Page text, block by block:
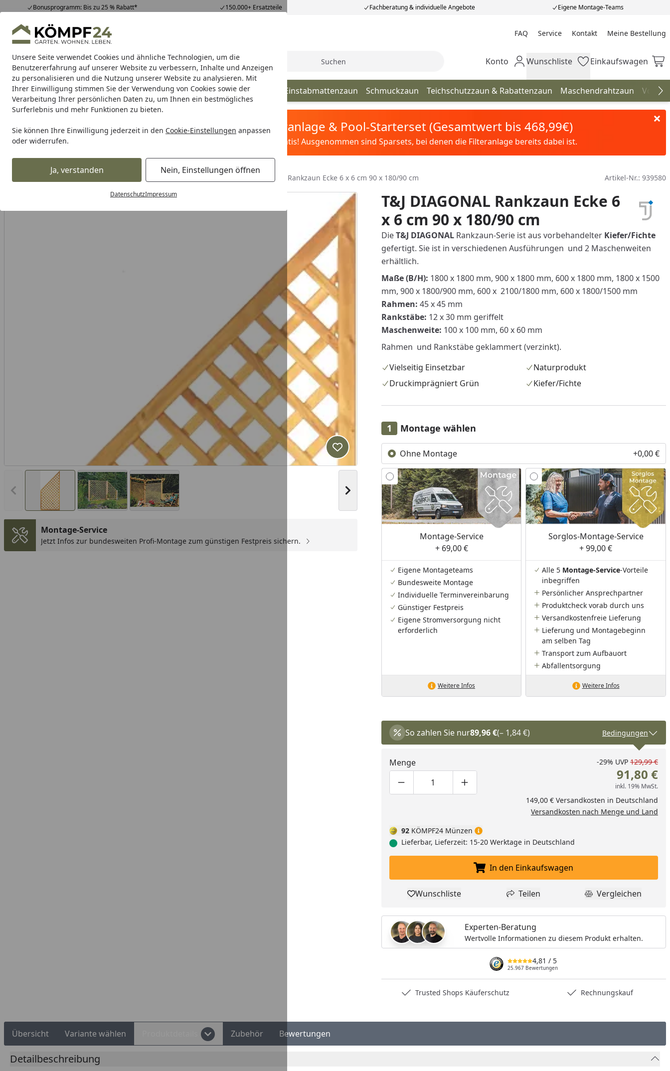
Unsere Seite verwendet Cookies und ähnliche Technologien, um die
Benutzererfahrung auf unserer Website zu verbessern, Inhalte und Anzeigen
zu personalisieren und die Nutzung unserer Website zu analysieren. Mit
Ihrer Einwilligung stimmen Sie der Verwendung von Cookies sowie der
Verarbeitung Ihrer persönlichen Daten zu, um Ihnen ein bestmögliches
Surferlebnis und mehr Funktionen zu bieten.
Sie können Ihre Einwilligung jederzeit in den Cookie-Einstellungen anpassen
oder widerrufen.
Ja, verstanden Nein, Einstellungen öffnen
DatenschutzImpressum
Bonusprogramm: Bis zu 25 % Rabatt* 150.000+ Ersatzteile Fachberatung & individuelle Angebote Eigene Montage-Teams
Hotline07051 / 9 22 22
Mo-Fr. 8-16 Uhr 25.967 Bewertungen FAQ Service Kontakt Meine Bestellung
Meine Bestellung
Alle Produkte
Alle ProdukteHighlights Tipps & Tricks Suche Mein Konto
Konto Wunschliste
Wunschliste Einkaufswagen
Einkaufswagen
Zaun Sichtschutzzaun Zaun Komplett-Sets Doppelstabmatten Einstabmattenzaun Schmuckzaun Teichschutzzaun & Rabattenzaun Maschendrahtzaun
Karibu Pools inkl. gratis Sandfilteranlage & Pool-Starterset (Gesamtwert bis 468,99€)
Dein Traumpool im Sorglos-Paket: Filter&Pflege gratis! Ausgenommen sind Sparsets, bei denen die Filteranlage bereits dabei ist.
Sichtschutzzaun Holz Sichtschutz Zäune T&J MAXI T&J DIAGONAL Rankzaun Ecke 6 x 6 cm 90 x 180/90 cm Artikel-Nr.: 939580
Vorheriges Bild anzeigen Nächstes Bild anzeigen
Produkt zur Wunschliste hinzufügen
Montage-Service
Jetzt Infos zur bundesweiten Profi-Montage zum günstigen Festpreis sichern.
T&J DIAGONAL Rankzaun Ecke 6
x 6 cm 90 x 180/90 cm
DieT&J DIAGONAL Rankzaun-Serie ist aus vorbehandelterKiefer/Fichte
gefertigt. Sie ist in verschiedenen Ausführungen und 2 Maschenweiten
erhältlich.
Maße (B/H): 1800 x 1800 mm, 900 x 1800 mm, 600 x 1800 mm, 1800 x 1500
mm, 900 x 1800/900 mm, 600 x 2100/1800 mm, 600 x 1800/1500 mm
Rahmen: 45 x 45 mm
Rankstäbe: 12 x 30 mm geriffelt
Maschenweite: 100 x 100 mm, 60 x 60 mm
Rahmen und Rankstäbe geklammert (verzinkt).
Vielseitig Einsetzbar
Naturprodukt
Druckimprägniert Grün
Kiefer/Fichte
Montage wählen
Ohne Montage +0,00 €
Montage-Service
+ 69,00 €
Eigene Montageteams
Bundesweite Montage
Individuelle Terminvereinbarung
Günstiger Festpreis
Eigene Stromversorgung nicht
erforderlich
Weitere Infos
Sorglos-Montage-Service
+ 99,00 €
Alle 5 Montage-Service-Vorteile
inbegriffen
Persönlicher Ansprechpartner
Produktcheck vorab durch uns
Versandkostenfreie Lieferung
Lieferung und Montagebeginn
am selben Tag
Transport zum Aufbauort
Abfallentsorgung
Weitere Infos
So zahlen Sie nur89,96 €(– 1,84 €) Bedingungen
Menge
Produktmenge um eins verringern
Produktmenge manuell eingeben
Produktmenge um eins erhöhen
-29% UVP 129,99 €
91,80 €
inkl. 19% MwSt.
149,00 € Versandkosten in Deutschland
Versandkosten nach Menge und Land
92 KÖMPF24 Münzen
Lieferbar, Lieferzeit: 15-20 Werktage in Deutschland
In den Einkaufswagen legen
In den Einkaufswagen
Produkt zur Wunschliste hinzufügen
Wunschliste Teilen
Teilen Produkt
Vergleichen
Experten-Beratung
Wertvolle Informationen zu diesem Produkt erhalten.
4,81 / 5
25.967 Bewertungen
Trusted Shops Käuferschutz Rechnungskauf
Übersicht Variante wählen Zubehör Bewertungen
Detailbeschreibung